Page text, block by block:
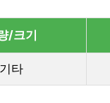
/크기
기타